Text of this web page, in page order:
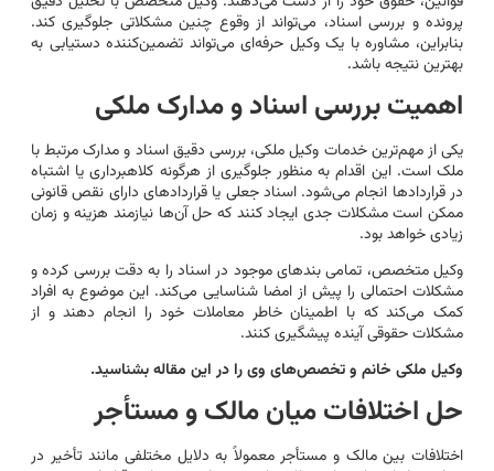
پرونده و بررسی اسناد، می‌تواند از وقوع چنین مشکلاتی جلوگیری کند.
بنابراین، مشاوره با یک وکیل حرفه‌ای می‌تواند تضمین‌کننده دستیابی به
بهترین نتیجه باشد.
اهمیت بررسی اسناد و مدارک ملکی
یکی از مهم‌ترین خدمات وکیل ملکی، بررسی دقیق اسناد و مدارک مرتبط با
ملک است. این اقدام به منظور جلوگیری از هرگونه کلاهبرداری یا اشتباه
در قراردادها انجام می‌شود. اسناد جعلی یا قراردادهای دارای نقص قانونی
ممکن است مشکلات جدی ایجاد کنند که حل آن‌ها نیازمند هزینه و زمان
زیادی خواهد بود.
وکیل متخصص، تمامی بندهای موجود در اسناد را به دقت بررسی کرده و
مشکلات احتمالی را پیش از امضا شناسایی می‌کند. این موضوع به افراد
کمک می‌کند که با اطمینان خاطر معاملات خود را انجام دهند و از
مشکلات حقوقی آینده پیشگیری کنند.
وکیل ملکی خانم و تخصص‌های وی را در این مقاله بشناسید.
حل اختلافات میان مالک و مستأجر
اختلافات بین مالک و مستأجر معمولاً به دلایل مختلفی مانند تأخیر در